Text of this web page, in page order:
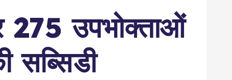
275 उपभोक्ताओं